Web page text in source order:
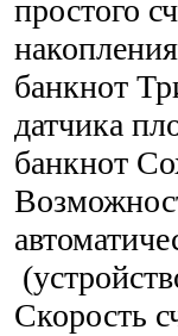
простого
банкнот
датчика
банкнот
Скорость